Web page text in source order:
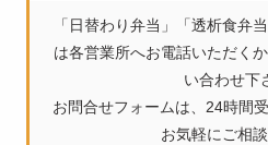
ゲ
シ
「日替わり弁当」「透析食弁
は各営業所へお電話いただく
い合わせ下
お問合せフォームは、24時間
お気軽にご相談